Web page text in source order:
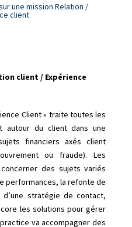
une mission Relation /
client
client / Expérience
Client » traite toutes les
autour du client dans une
financiers axés client
ou fraude). Les
des sujets variés
performances, la refonte de
stratégie de contact,
les solutions pour gérer
va accompagner des